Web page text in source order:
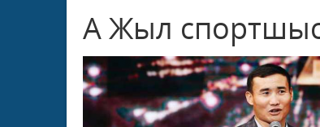
A Жыл